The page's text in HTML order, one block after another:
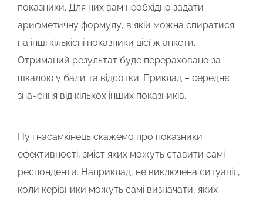
показники. Для них вам необхідно задати
арифметичну формулу, в якій можна спиратися
на інші кількісні показники цієї ж анкети.
Отриманий результат буде перераховано за
шкалою у бали та відсотки. Приклад – середнє
значення від кількох інших показників.
Ну і насамкінець скажемо про показники
ефективності, зміст яких можуть ставити самі
респонденти. Наприклад, не виключена ситуація,
коли керівники можуть самі визначати, яких